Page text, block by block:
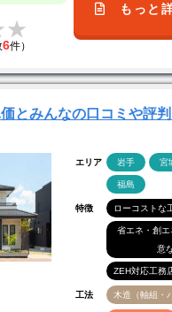
6件）
もっと
とみんなの口コミや評
エリア 岩手 宮
福島
特徴 ローコストな
省エネ・創
意
ZEH対応工務
工法 木造（軸組・